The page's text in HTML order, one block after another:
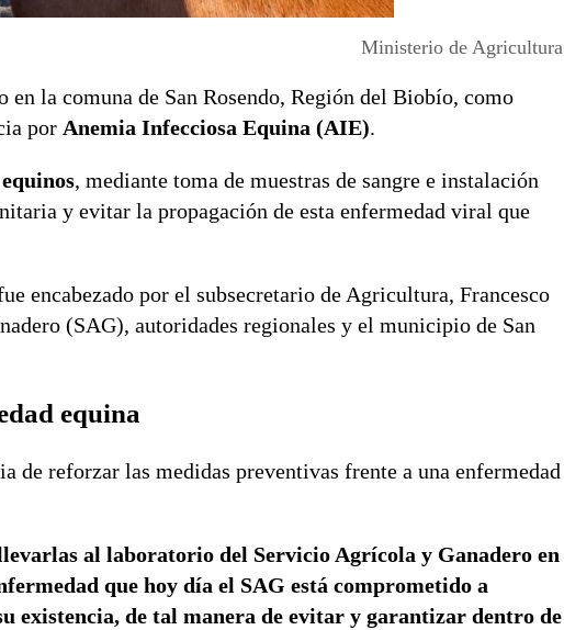
Ministerio de Agricultura
la comuna de San Rosendo, Región del Biobío, como
por Anemia Infecciosa Equina (AIE).
, mediante toma de muestras de sangre e instalación
y evitar la propagación de esta enfermedad viral que
encabezado por el subsecretario de Agricultura, Francesco
(SAG), autoridades regionales y el municipio de San
equina
de reforzar las medidas preventivas frente a una enfermedad
al laboratorio del Servicio Agrícola y Ganadero en
que hoy día el SAG está comprometido a
existencia, de tal manera de evitar y garantizar dentro de